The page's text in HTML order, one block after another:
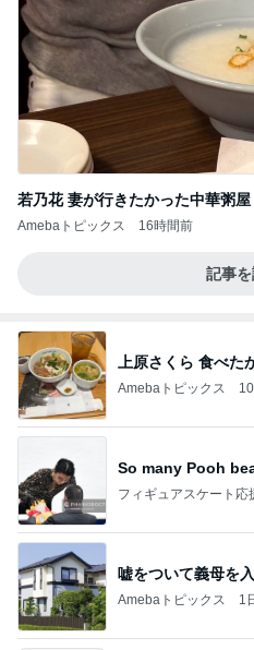
若乃花 妻が行きたかった中華粥屋
Amebaトピックス 16時間前
記事
上原さくら 食べた
Amebaトピックス
So many Pooh
フィギュアスケート応
嘘をついて義母を
Amebaトピックス 1